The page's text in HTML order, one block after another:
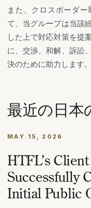
また、クロスボーダ
て、当グループは当該
した上で対応対策を提
に、交渉、和解、訴訟
決のために助力します。
最近の日本
MAY 15, 2026
HTFL’s
Successfully
Initial Public